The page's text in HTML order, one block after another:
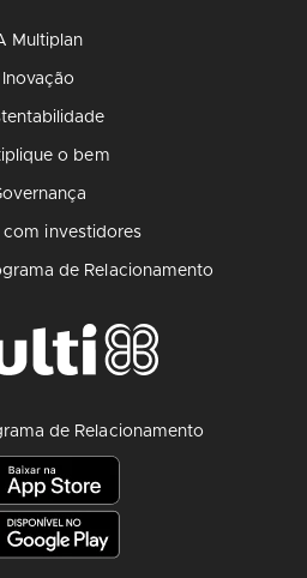
Multiplan
Inovação
o bem
com investidores
de Relacionamento
de Relacionamento